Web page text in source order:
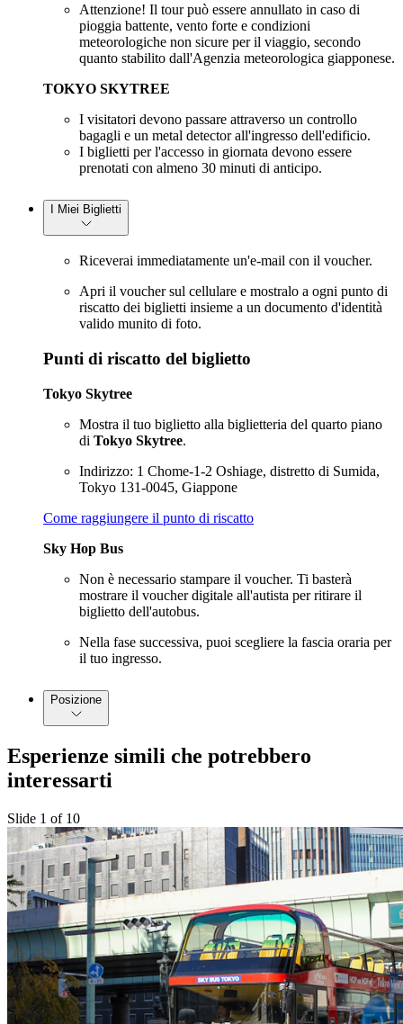
Attenzione! Il tour può essere annullato in caso di
pioggia battente, vento forte e condizioni
meteorologiche non sicure per il viaggio, secondo
quanto stabilito dall'Agenzia meteorologica giapponese.
TOKYO SKYTREE
I visitatori devono passare attraverso un controllo
bagagli e un metal detector all'ingresso dell'edificio.
I biglietti per l'accesso in giornata devono essere
prenotati con almeno 30 minuti di anticipo.
I Miei Biglietti
Riceverai immediatamente un'e-mail con il voucher.
Apri il voucher sul cellulare e mostralo a ogni punto di
riscatto dei biglietti insieme a un documento d'identità
valido munito di foto.
Punti di riscatto del biglietto
Tokyo Skytree
Mostra il tuo biglietto alla biglietteria del quarto piano
di Tokyo Skytree.
Indirizzo: 1 Chome-1-2 Oshiage, distretto di Sumida,
Tokyo 131-0045, Giappone
Come raggiungere il punto di riscatto
Sky Hop Bus
Non è necessario stampare il voucher. Ti basterà
mostrare il voucher digitale all'autista per ritirare il
biglietto dell'autobus.
Nella fase successiva, puoi scegliere la fascia oraria per
il tuo ingresso.
Posizione
Esperienze simili che potrebbero
interessarti
Slide 1 of 10